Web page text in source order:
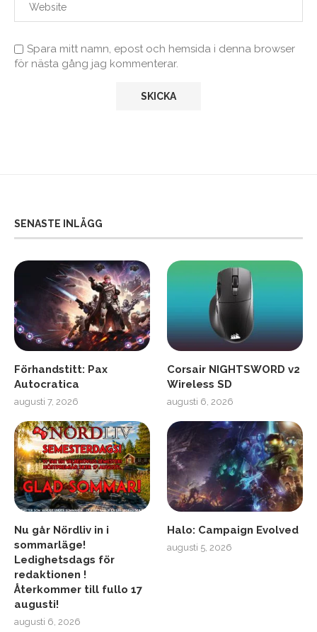
Spara mitt namn, epost och hemsida i denna browser
för nästa gång jag kommenterar.
SENASTE INLÄGG
Förhandstitt: Pax
Autocratica
augusti 7, 2026
Corsair NIGHTSWORD v2
Wireless SD
augusti 6, 2026
Nu går Nördliv in i
sommarläge!
Ledighetsdags för
redaktionen !
Återkommer till fullo 17
augusti!
augusti 6, 2026
Halo: Campaign Evolved
augusti 5, 2026